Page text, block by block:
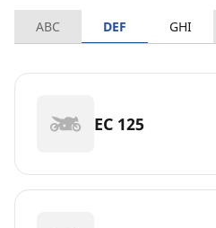
ABC DEF GHI
EC 125